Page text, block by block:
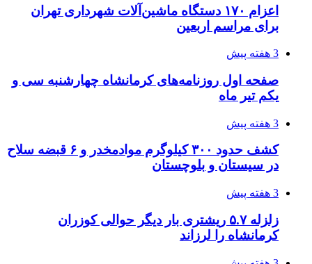
اعزام ۱۷۰ دستگاه ماشین‌آلات شهرداری تهران
برای مراسم اربعین
3 هفته پیش
صفحه اول روزنامه‌های کرمانشاه چهارشنبه سی و
یکم تیر ماه
3 هفته پیش
کشف حدود ۳۰۰ کیلوگرم موادمخدر و ۶ قبضه سلاح
در سیستان و بلوچستان
3 هفته پیش
زلزله ۵.۷ ریشتری بار دیگر حوالی کوزران
کرمانشاه را لرزاند